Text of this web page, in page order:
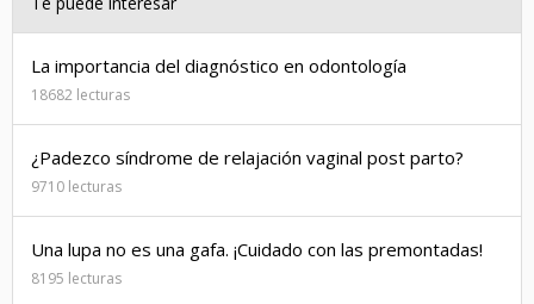
La importancia del diagnóstico en odontología
18682 lecturas
¿Padezco síndrome de relajación vaginal post parto?
9710 lecturas
Una lupa no es una gafa. ¡Cuidado con las premontadas!
8195 lecturas